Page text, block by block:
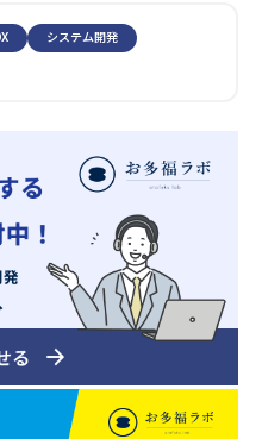
システム開発